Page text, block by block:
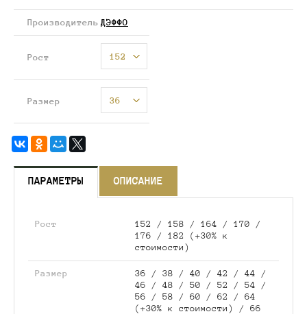
Производитель ДЭФФО
Рост 152
Размер 36
ПАРАМЕТРЫ ОПИСАНИЕ
Рост
152 / 158 / 164 / 170 /
176 / 182 (+30% к
стоимости)
Размер
36 / 38 / 40 / 42 / 44 /
46 / 48 / 50 / 52 / 54 /
56 / 58 / 60 / 62 / 64
(+30% к стоимости) / 66